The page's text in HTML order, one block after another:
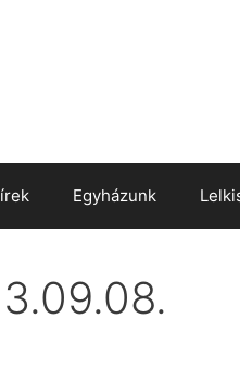
Egyházunk